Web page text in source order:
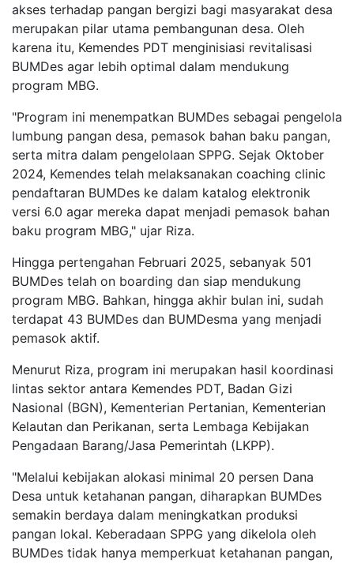
akses terhadap pangan bergizi bagi masyarakat desa
merupakan pilar utama pembangunan desa. Oleh
karena itu, Kemendes PDT menginisiasi revitalisasi
BUMDes agar lebih optimal dalam mendukung
program MBG.
"Program ini menempatkan BUMDes sebagai pengelola
lumbung pangan desa, pemasok bahan baku pangan,
serta mitra dalam pengelolaan SPPG. Sejak Oktober
2024, Kemendes telah melaksanakan coaching clinic
pendaftaran BUMDes ke dalam katalog elektronik
versi 6.0 agar mereka dapat menjadi pemasok bahan
baku program MBG," ujar Riza.
Hingga pertengahan Februari 2025, sebanyak 501
BUMDes telah on boarding dan siap mendukung
program MBG. Bahkan, hingga akhir bulan ini, sudah
terdapat 43 BUMDes dan BUMDesma yang menjadi
pemasok aktif.
Menurut Riza, program ini merupakan hasil koordinasi
lintas sektor antara Kemendes PDT, Badan Gizi
Nasional (BGN), Kementerian Pertanian, Kementerian
Kelautan dan Perikanan, serta Lembaga Kebijakan
Pengadaan Barang/Jasa Pemerintah (LKPP).
"Melalui kebijakan alokasi minimal 20 persen Dana
Desa untuk ketahanan pangan, diharapkan BUMDes
semakin berdaya dalam meningkatkan produksi
pangan lokal. Keberadaan SPPG yang dikelola oleh
BUMDes tidak hanya memperkuat ketahanan pangan,